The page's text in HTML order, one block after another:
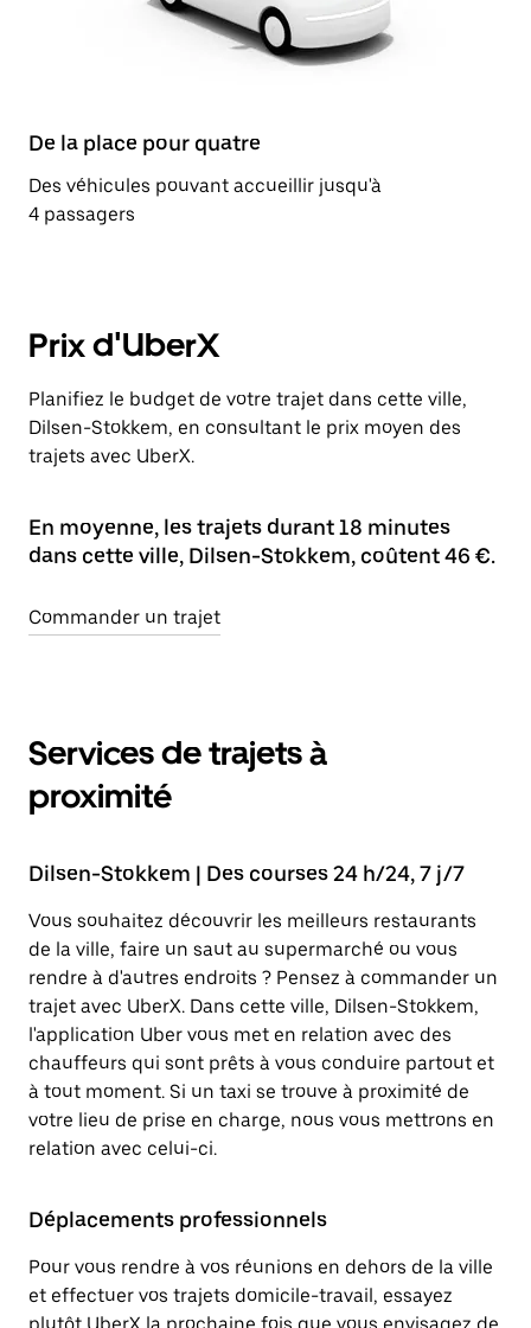
De la place pour quatre
Des véhicules pouvant accueillir jusqu'à
4 passagers
Prix d'UberX
Planifiez le budget de votre trajet dans cette ville,
Dilsen-Stokkem, en consultant le prix moyen des
trajets avec UberX.
En moyenne, les trajets durant 18 minutes
dans cette ville, Dilsen-Stokkem, coûtent 46 €.
Commander un trajet
Services de trajets à
proximité
Dilsen-Stokkem | Des courses 24 h/24, 7 j/7
Vous souhaitez découvrir les meilleurs restaurants
de la ville, faire un saut au supermarché ou vous
rendre à d'autres endroits ? Pensez à commander un
trajet avec UberX. Dans cette ville, Dilsen-Stokkem,
l'application Uber vous met en relation avec des
chauffeurs qui sont prêts à vous conduire partout et
à tout moment. Si un taxi se trouve à proximité de
votre lieu de prise en charge, nous vous mettrons en
relation avec celui-ci.
Déplacements professionnels
Pour vous rendre à vos réunions en dehors de la ville
et effectuer vos trajets domicile-travail, essayez